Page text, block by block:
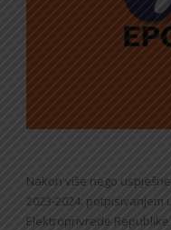
Nakon više nego
2023-2024.
Elektroprivrede